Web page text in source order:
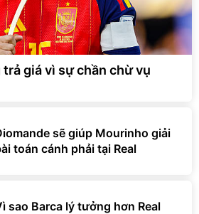
trả giá vì sự chần chừ vụ
sẽ giúp Mourinho giải
toán cánh phải tại Real
sao Barca lý tưởng hơn Real